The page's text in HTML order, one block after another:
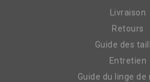
Livraison
Retours
Guide des
Entretien
Guide du linge de